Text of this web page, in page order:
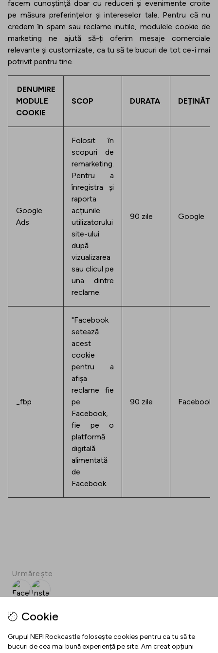
facem cunoștință doar cu reduceri și evenimente croite
pe măsura preferințelor și intereselor tale. Pentru că nu
credem în spam sau reclame inutile, modulele cookie de
marketing ne ajută să-ți oferim mesaje comerciale
relevante și customizate, ca tu să te bucuri de tot ce-i mai
potrivit pentru tine.
DENUMIRE
MODULE
COOKIE
SCOP DURATA
Google
Ads
Folosit în
scopuri de
remarketing.
Pentru a
înregistra și
raporta
acțiunile
utilizatorului
site-ului
după
vizualizarea
sau clicul pe
una dintre
reclame.
90 zile Google
_fbp
"Facebook
setează
acest
cookie
pentru a
afișa
reclame fie
pe
Facebook,
fie pe o
platformă
digitală
alimentată
de
Facebook.
90 zile Facebook
Cookie
Grupul NEPI Rockcastle folosește cookies pentru ca tu să te
bucuri de cea mai bună experiență pe site. Am creat opțiuni
Urmărește
FacebookInstagram
Download SPOT